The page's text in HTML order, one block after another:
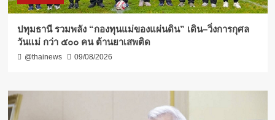
ปทุมธานี รวมพลัง “กองทุนแม่ของแผ่นดิน” เดิน–วิ่งการกุศล
วันแม่ กว่า ๕๐๐ คน ต้านยาเสพติด
@thainews 09/08/2026